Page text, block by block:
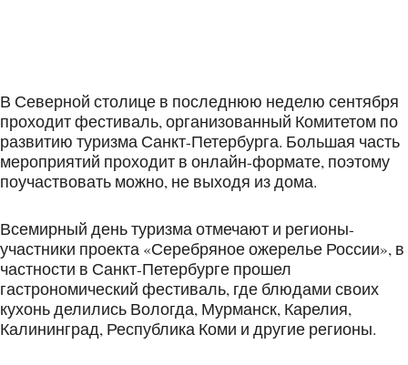
В Северной столице в последнюю неделю сентября
проходит фестиваль, организованный Комитетом по
развитию туризма Санкт-Петербурга. Большая часть
мероприятий проходит в онлайн-формате, поэтому
поучаствовать можно, не выходя из дома.
Всемирный день туризма отмечают и регионы-
участники проекта «Серебряное ожерелье России», в
частности в Санкт-Петербурге прошел
гастрономический фестиваль, где блюдами своих
кухонь делились Вологда, Мурманск, Карелия,
Калининград, Республика Коми и другие регионы.